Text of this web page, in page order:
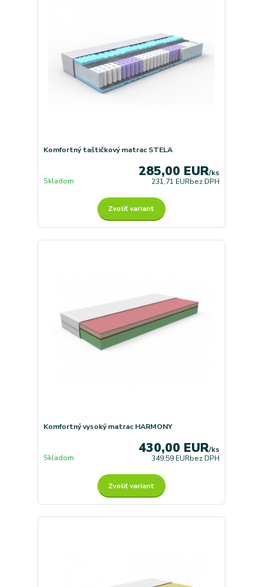
Komfortný taštičkový matrac STELA
285,00 EUR/ks
231,71 EURbez DPH
Skladom
Zvoliť variant
Komfortný vysoký matrac HARMONY
430,00 EUR/ks
349,59 EURbez DPH
Skladom
Zvoliť variant